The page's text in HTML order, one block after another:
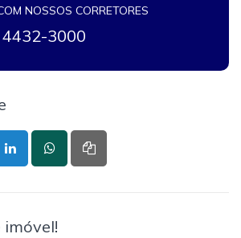
NOSSOS CORRETORES
4432-3000
imóvel!